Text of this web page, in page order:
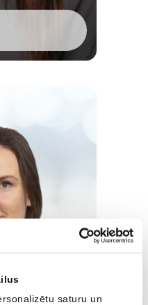
saturu un